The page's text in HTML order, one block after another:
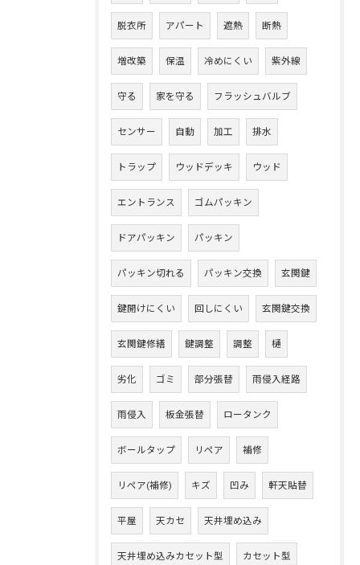
脱衣所 アパート 遮熱 断熱
増改築 保温 冷めにくい 紫外線
守る 家を守る フラッシュバルブ
センサー 自動 加工 排水
トラップ ウッドデッキ ウッド
エントランス ゴムパッキン
ドアパッキン パッキン
パッキン切れる パッキン交換 玄関鍵
鍵開けにくい 回しにくい 玄関鍵交換
玄関鍵修繕 鍵調整 調整 樋
劣化 ゴミ 部分張替 雨侵入経路
雨侵入 板金張替 ロータンク
ボールタップ リペア 補修
リペア(補修) キズ 凹み 軒天貼替
平屋 天カセ 天井埋め込み
天井埋め込みカセット型 カセット型